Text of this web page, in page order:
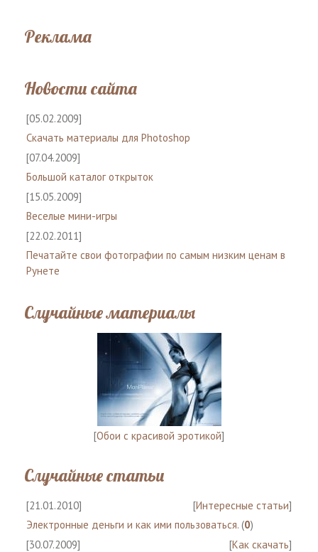
Реклама
Новости сайта
[05.02.2009]
Скачать материалы для Photoshop
[07.04.2009]
Большой каталог открыток
[15.05.2009]
Веселые мини-игры
[22.02.2011]
Печатайте свои фотографии по самым низким ценам в
Рунете
Случайные материалы
[Обои с красивой эротикой]
Случайные статьи
[21.01.2010] [Интересные статьи]
Электронные деньги и как ими пользоваться. (0)
[30.07.2009]
[Как скачать]